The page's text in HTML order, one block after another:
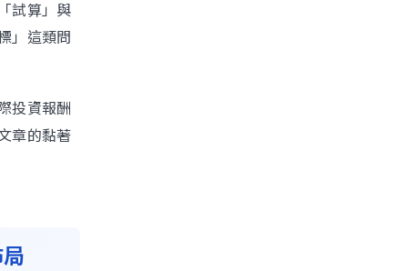
試算」與
」這類問
投資報酬
章的黏著